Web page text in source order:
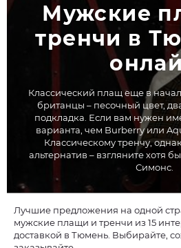
Мужские
тренчи в
Классический плащ еще в
британцы – песочный цвет,
подкладка. Если вам нужен
варианта, чем Burberry или
Классическому тренчу,
альтернатив – взгляните хотя
Симонс.
Лучшие предложения на одной
мужские плащи и тренчи из 15
доставкой в Тюмень. Выбирайте,